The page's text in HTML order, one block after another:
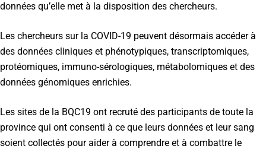
données qu’elle met à la disposition des chercheurs.
Les chercheurs sur la COVID-19 peuvent désormais accéder à
des données cliniques et phénotypiques, transcriptomiques,
protéomiques, immuno-sérologiques, métabolomiques et des
données génomiques enrichies.
Les sites de la BQC19 ont recruté des participants de toute la
province qui ont consenti à ce que leurs données et leur sang
soient collectés pour aider à comprendre et à combattre le